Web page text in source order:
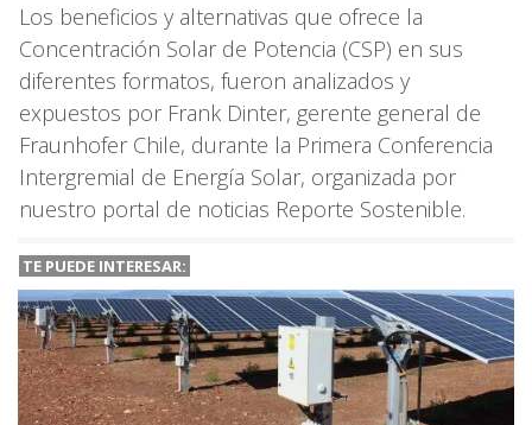
Los beneficios y alternativas que ofrece la
Concentración Solar de Potencia (CSP) en sus
diferentes formatos, fueron analizados y
expuestos por Frank Dinter, gerente general de
Fraunhofer Chile, durante la Primera Conferencia
Intergremial de Energía Solar, organizada por
nuestro portal de noticias Reporte Sostenible.
TE PUEDE INTERESAR: